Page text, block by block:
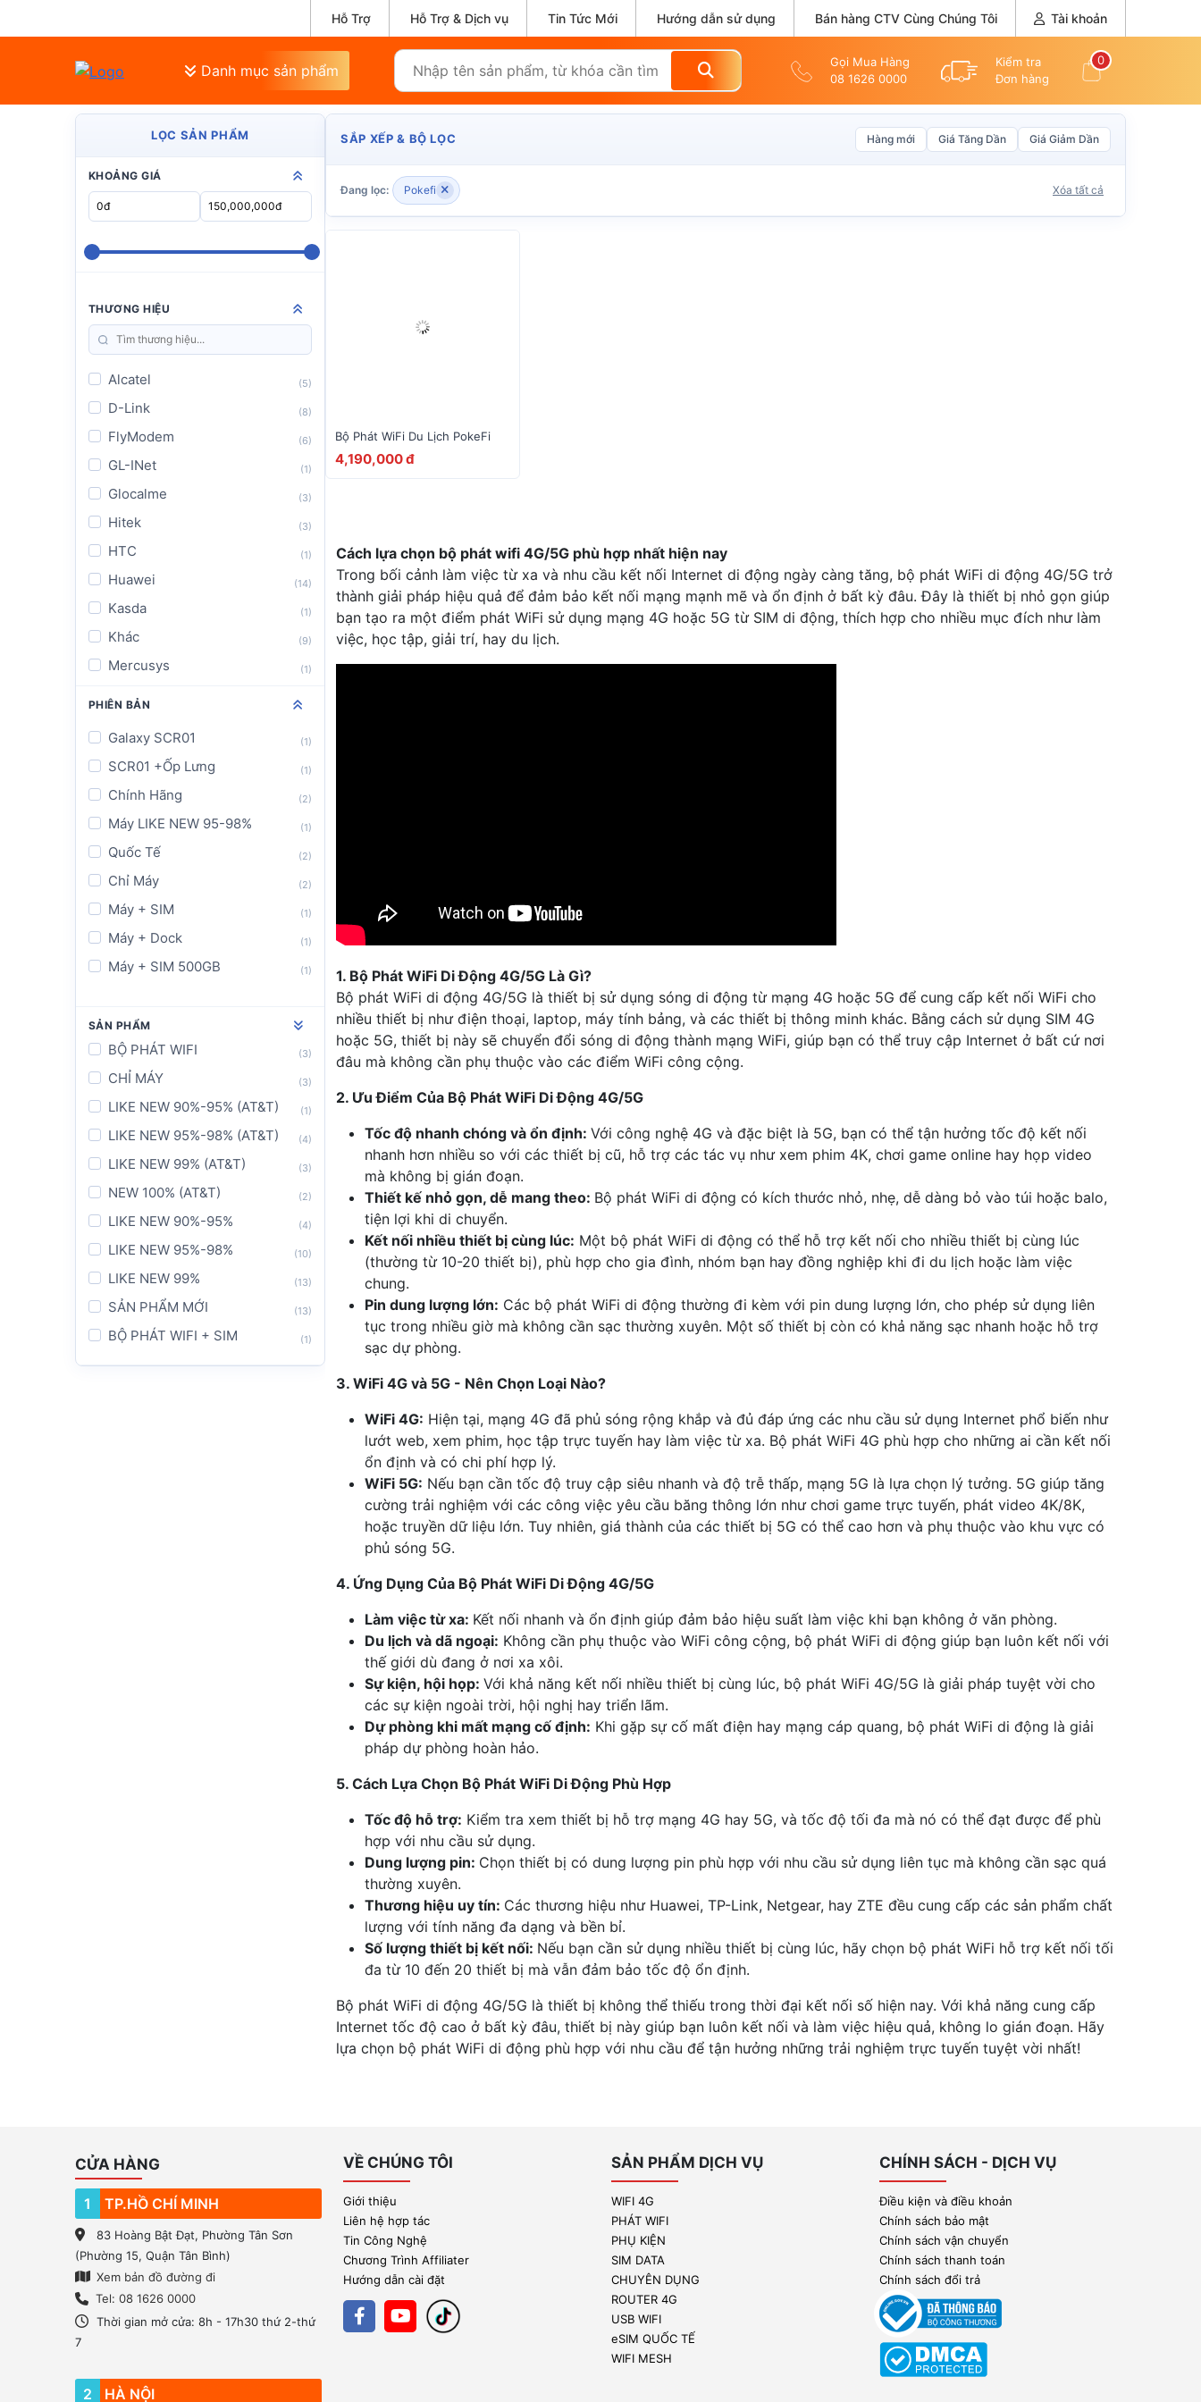
Hỗ Trợ Hỗ Trợ & Dịch vụ Tin Tức Mới Hướng dẫn sử dụng Bán hàng CTV Cùng Chúng Tôi Tài khoản
Danh mục sản phẩm
Gọi Mua Hàng
08 1626 0000
Kiểm tra
Đơn hàng
0
LỌC SẢN PHẨM
KHOẢNG GIÁ
THƯƠNG HIỆU
Alcatel (5)
D-Link (8)
FlyModem (6)
GL-INet (1)
Glocalme (3)
Hitek (3)
HTC (1)
Huawei (14)
Kasda (1)
Khác (9)
Mercusys (1)
NetMax
Pokefi
Skyroam
Tenda
Totolink
TP-Link
PHIÊN BẢN
Galaxy SCR01 (1)
SCR01 +Ốp Lưng (1)
Chính Hãng (2)
Máy LIKE NEW 95-98% (1)
Quốc Tế (2)
Chỉ Máy (2)
Máy + SIM (1)
Máy + Dock (1)
Máy + SIM 500GB (1)
SẢN PHẨM
BỘ PHÁT WIFI (3)
CHỈ MÁY (3)
LIKE NEW 90%-95% (AT&T) (1)
LIKE NEW 95%-98% (AT&T) (4)
LIKE NEW 99% (AT&T) (3)
NEW 100% (AT&T) (2)
LIKE NEW 90%-95% (4)
LIKE NEW 95%-98% (10)
LIKE NEW 99% (13)
SẢN PHẨM MỚI (13)
BỘ PHÁT WIFI + SIM (1)
Máy + Sim MHX100 X 1 Tháng(2)
SẮP XẾP & BỘ LỌC Hàng mới Giá Tăng Dần Giá Giảm Dần
Đang lọc: Pokefi Xóa tất cả
Bộ Phát WiFi Du Lịch PokeFi
4,190,000 đ
Cách lựa chọn bộ phát wifi 4G/5G phù hợp nhất hiện nay
Trong bối cảnh làm việc từ xa và nhu cầu kết nối Internet di động ngày càng tăng, bộ phát WiFi di động 4G/5G trở
thành giải pháp hiệu quả để đảm bảo kết nối mạng mạnh mẽ và ổn định ở bất kỳ đâu. Đây là thiết bị nhỏ gọn giúp
bạn tạo ra một điểm phát WiFi sử dụng mạng 4G hoặc 5G từ SIM di động, thích hợp cho nhiều mục đích như làm
việc, học tập, giải trí, hay du lịch.
1. Bộ Phát WiFi Di Động 4G/5G Là Gì?
Bộ phát WiFi di động 4G/5G là thiết bị sử dụng sóng di động từ mạng 4G hoặc 5G để cung cấp kết nối WiFi cho
nhiều thiết bị như điện thoại, laptop, máy tính bảng, và các thiết bị thông minh khác. Bằng cách sử dụng SIM 4G
hoặc 5G, thiết bị này sẽ chuyển đổi sóng di động thành mạng WiFi, giúp bạn có thể truy cập Internet ở bất cứ nơi
đâu mà không cần phụ thuộc vào các điểm WiFi công cộng.
2. Ưu Điểm Của Bộ Phát WiFi Di Động 4G/5G
Tốc độ nhanh chóng và ổn định: Với công nghệ 4G và đặc biệt là 5G, bạn có thể tận hưởng tốc độ kết nối
nhanh hơn nhiều so với các thiết bị cũ, hỗ trợ các tác vụ như xem phim 4K, chơi game online hay họp video
mà không bị gián đoạn.
Thiết kế nhỏ gọn, dễ mang theo: Bộ phát WiFi di động có kích thước nhỏ, nhẹ, dễ dàng bỏ vào túi hoặc balo,
tiện lợi khi di chuyển.
Kết nối nhiều thiết bị cùng lúc: Một bộ phát WiFi di động có thể hỗ trợ kết nối cho nhiều thiết bị cùng lúc
(thường từ 10-20 thiết bị), phù hợp cho gia đình, nhóm bạn hay đồng nghiệp khi đi du lịch hoặc làm việc
chung.
Pin dung lượng lớn: Các bộ phát WiFi di động thường đi kèm với pin dung lượng lớn, cho phép sử dụng liên
tục trong nhiều giờ mà không cần sạc thường xuyên. Một số thiết bị còn có khả năng sạc nhanh hoặc hỗ trợ
sạc dự phòng.
3. WiFi 4G và 5G - Nên Chọn Loại Nào?
WiFi 4G: Hiện tại, mạng 4G đã phủ sóng rộng khắp và đủ đáp ứng các nhu cầu sử dụng Internet phổ biến như
lướt web, xem phim, học tập trực tuyến hay làm việc từ xa. Bộ phát WiFi 4G phù hợp cho những ai cần kết nối
ổn định và có chi phí hợp lý.
WiFi 5G: Nếu bạn cần tốc độ truy cập siêu nhanh và độ trễ thấp, mạng 5G là lựa chọn lý tưởng. 5G giúp tăng
cường trải nghiệm với các công việc yêu cầu băng thông lớn như chơi game trực tuyến, phát video 4K/8K,
hoặc truyền dữ liệu lớn. Tuy nhiên, giá thành của các thiết bị 5G có thể cao hơn và phụ thuộc vào khu vực có
phủ sóng 5G.
4. Ứng Dụng Của Bộ Phát WiFi Di Động 4G/5G
Làm việc từ xa: Kết nối nhanh và ổn định giúp đảm bảo hiệu suất làm việc khi bạn không ở văn phòng.
Du lịch và dã ngoại: Không cần phụ thuộc vào WiFi công cộng, bộ phát WiFi di động giúp bạn luôn kết nối với
thế giới dù đang ở nơi xa xôi.
Sự kiện, hội họp: Với khả năng kết nối nhiều thiết bị cùng lúc, bộ phát WiFi 4G/5G là giải pháp tuyệt vời cho
các sự kiện ngoài trời, hội nghị hay triển lãm.
Dự phòng khi mất mạng cố định: Khi gặp sự cố mất điện hay mạng cáp quang, bộ phát WiFi di động là giải
pháp dự phòng hoàn hảo.
5. Cách Lựa Chọn Bộ Phát WiFi Di Động Phù Hợp
Tốc độ hỗ trợ: Kiểm tra xem thiết bị hỗ trợ mạng 4G hay 5G, và tốc độ tối đa mà nó có thể đạt được để phù
hợp với nhu cầu sử dụng.
Dung lượng pin: Chọn thiết bị có dung lượng pin phù hợp với nhu cầu sử dụng liên tục mà không cần sạc quá
thường xuyên.
Thương hiệu uy tín: Các thương hiệu như Huawei, TP-Link, Netgear, hay ZTE đều cung cấp các sản phẩm chất
lượng với tính năng đa dạng và bền bỉ.
Số lượng thiết bị kết nối: Nếu bạn cần sử dụng nhiều thiết bị cùng lúc, hãy chọn bộ phát WiFi hỗ trợ kết nối tối
đa từ 10 đến 20 thiết bị mà vẫn đảm bảo tốc độ ổn định.
Bộ phát WiFi di động 4G/5G là thiết bị không thể thiếu trong thời đại kết nối số hiện nay. Với khả năng cung cấp
Internet tốc độ cao ở bất kỳ đâu, thiết bị này giúp bạn luôn kết nối và làm việc hiệu quả, không lo gián đoạn. Hãy
lựa chọn bộ phát WiFi di động phù hợp với nhu cầu để tận hưởng những trải nghiệm trực tuyến tuyệt vời nhất!
CỬA HÀNG
1 TP.HỒ CHÍ MINH
83 Hoàng Bật Đạt, Phường Tân Sơn
(Phường 15, Quận Tân Bình)
Xem bản đồ đường đi
Tel: 08 1626 0000
Thời gian mở cửa: 8h - 17h30 thứ 2-thứ
7
2 HÀ NỘI
VỀ CHÚNG TÔI
Giới thiệu
Liên hệ hợp tác
Tin Công Nghệ
Chương Trình Affiliater
Hướng dẫn cài đặt
SẢN PHẨM DỊCH VỤ
WIFI 4G
PHÁT WIFI
PHỤ KIỆN
SIM DATA
CHUYÊN DỤNG
ROUTER 4G
USB WIFI
eSIM QUỐC TẾ
WIFI MESH
CHÍNH SÁCH - DỊCH VỤ
Điều kiện và điều khoản
Chính sách bảo mật
Chính sách vận chuyển
Chính sách thanh toán
Chính sách đổi trả